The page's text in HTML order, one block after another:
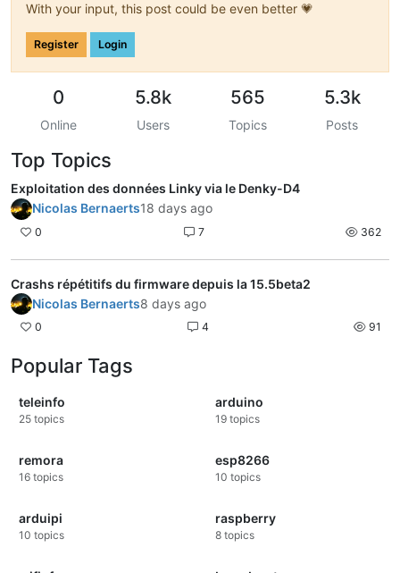
With your input, this post could be even better 💗
Register Login
0
Online
5.8k
Users
565
Topics
5.3k
Posts
Top Topics
Exploitation des données Linky via le Denky-D4
Nicolas Bernaerts18 days ago
0 7 362
Crashs répétitifs du firmware depuis la 15.5beta2
Nicolas Bernaerts8 days ago
0 4 91
Popular Tags
teleinfo
25 topics
arduino
19 topics
remora
16 topics
esp8266
10 topics
arduipi
10 topics
raspberry
8 topics